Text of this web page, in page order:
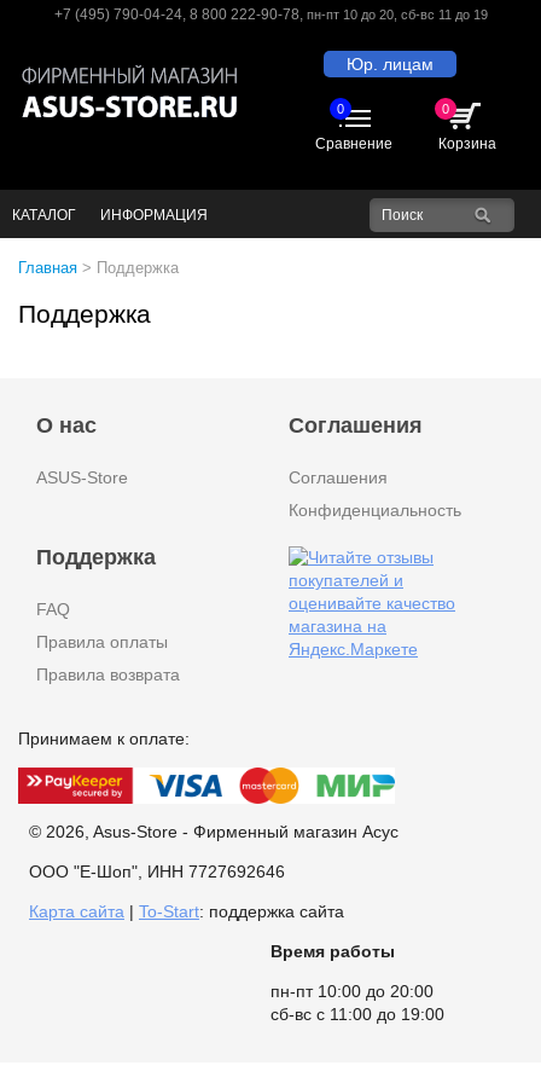
+7 (495) 790-04-24, 8 800 222-90-78, пн-пт 10 до 20, сб-вс 11 до 19
Юр. лицам
0
Корзина
0
Сравнение
КАТАЛОГ ИНФОРМАЦИЯ
Главная > Поддержка
Поддержка
О нас
ASUS-Store
Соглашения
Соглашения
Конфиденциальность
Поддержка
FAQ
Правила оплаты
Правила возврата
Принимаем к оплате:
© 2026, Asus-Store - Фирменный магазин Асус
ООО "Е-Шоп", ИНН 7727692646
Карта сайта | To-Start: поддержка сайта
Время работы
пн-пт 10:00 до 20:00
сб-вс с 11:00 до 19:00